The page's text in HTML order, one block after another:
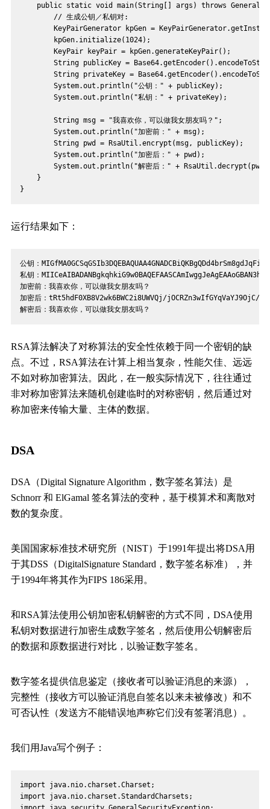
public static void main(String[] args) throws
        // 生成公钥／私钥对:
KeyPairGenerator kpGen =
        kpGen.initialize(1024);
        KeyPair keyPair = kpGen.generateKeyPair();
String publicKey =
String privateKey =
        System.out.println("公钥：" + publicKey);
        System.out.println("私钥：" + privateKey);
        String msg = "我喜欢你，可以做我女朋友吗？";
        System.out.println("加密前：" + msg);
        String pwd = RsaUtil.encrypt(msg, publicKey);
        System.out.println("加密后：" + pwd);
System.out.println("解密后：" +
    }
}
运行结果如下：
公钥：
私钥：
加密前：我喜欢你，可以做我女朋友吗？
加密后：tRt5hdF0XB8V2wk6BWC2i8UWVQj/jOCRZn3wIfGYqVaYJ9OjC/
解密后：我喜欢你，可以做我女朋友吗？
RSA算法解决了对称算法的安全性依赖于同一个密钥的缺
点。不过，RSA算法在计算上相当复杂，性能欠佳、远远
不如对称加密算法。因此，在一般实际情况下，往往通过
非对称加密算法来随机创建临时的对称密钥，然后通过对
称加密来传输大量、主体的数据。
DSA
DSA（Digital Signature Algorithm，数字签名算法）是
Schnorr 和 ElGamal 签名算法的变种，基于模算术和离散对
数的复杂度。
美国国家标准技术研究所（NIST）于1991年提出将DSA用
于其DSS（DigitalSignature Standard，数字签名标准），并
于1994年将其作为FIPS 186采用。
和RSA算法使用公钥加密私钥解密的方式不同，DSA使用
私钥对数据进行加密生成数字签名，然后使用公钥解密后
的数据和原数据进行对比，以验证数字签名。
数字签名提供信息鉴定（接收者可以验证消息的来源），
完整性（接收方可以验证消息自签名以来未被修改）和不
可否认性（发送方不能错误地声称它们没有签署消息）。
我们用Java写个例子：
import java.nio.charset.Charset;
import java.nio.charset.StandardCharsets;